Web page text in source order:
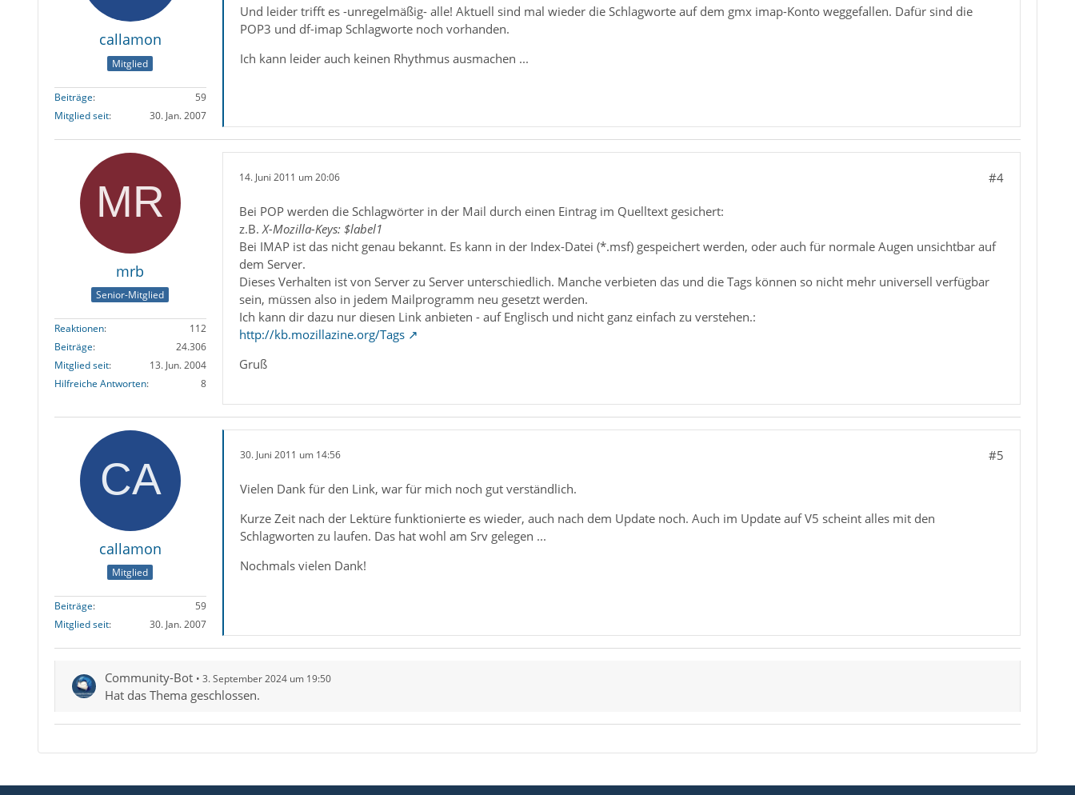
callamon
Mitglied
Beiträge
59
Mitglied seit
30. Jan. 2007
Und leider trifft es -unregelmäßig- alle! Aktuell sind mal wieder die Schlagworte auf dem gmx imap-Konto weggefallen. Dafür sind die
POP3 und df-imap Schlagworte noch vorhanden.
Ich kann leider auch keinen Rhythmus ausmachen ...
mrb
Senior-Mitglied
Reaktionen
112
Beiträge
24.306
Mitglied seit
13. Jun. 2004
Hilfreiche Antworten
8
14. Juni 2011 um 20:06 #4
Bei POP werden die Schlagwörter in der Mail durch einen Eintrag im Quelltext gesichert:
z.B. X-Mozilla-Keys: $label1
Bei IMAP ist das nicht genau bekannt. Es kann in der Index-Datei (*.msf) gespeichert werden, oder auch für normale Augen unsichtbar auf
dem Server.
Dieses Verhalten ist von Server zu Server unterschiedlich. Manche verbieten das und die Tags können so nicht mehr universell verfügbar
sein, müssen also in jedem Mailprogramm neu gesetzt werden.
Ich kann dir dazu nur diesen Link anbieten - auf Englisch und nicht ganz einfach zu verstehen.:
http://kb.mozillazine.org/Tags
Gruß
callamon
Mitglied
Beiträge
59
Mitglied seit
30. Jan. 2007
30. Juni 2011 um 14:56 #5
Vielen Dank für den Link, war für mich noch gut verständlich.
Kurze Zeit nach der Lektüre funktionierte es wieder, auch nach dem Update noch. Auch im Update auf V5 scheint alles mit den
Schlagworten zu laufen. Das hat wohl am Srv gelegen ...
Nochmals vielen Dank!
Community-Bot 3. September 2024 um 19:50
Hat das Thema geschlossen.